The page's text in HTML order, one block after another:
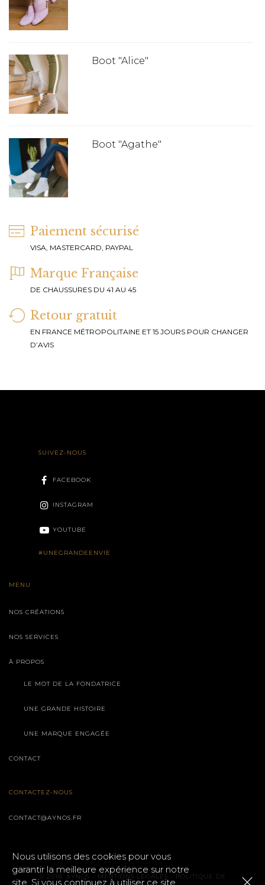
Boot "Alice"
Boot "Agathe"
Paiement sécurisé
VISA, MASTERCARD, PAYPAL
Marque Française
DE CHAUSSURES DU 41 AU 45
Retour gratuit
EN FRANCE MÉTROPOLITAINE ET 15 JOURS POUR CHANGER
D’AVIS
SUIVEZ-NOUS
FACEBOOK
INSTAGRAM
YOUTUBE
#UNEGRANDEENVIE
MENU
NOS CRÉATIONS
NOS SERVICES
À PROPOS
LE MOT DE LA FONDATRICE
UNE GRANDE HISTOIRE
UNE MARQUE ENGAGÉE
CONTACT
CONTACTEZ-NOUS
CONTACT@AYNOS.FR
© 2018. AYNOS - MENTIONS LÉGALES POLITIQUE DE
Nous utilisons des cookies pour vous
garantir la meilleure expérience sur notre
site. Si vous continuez à utiliser ce site,